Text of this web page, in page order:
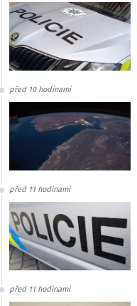
před 10 hodinami
před 11 hodinami
před 11 hodinami